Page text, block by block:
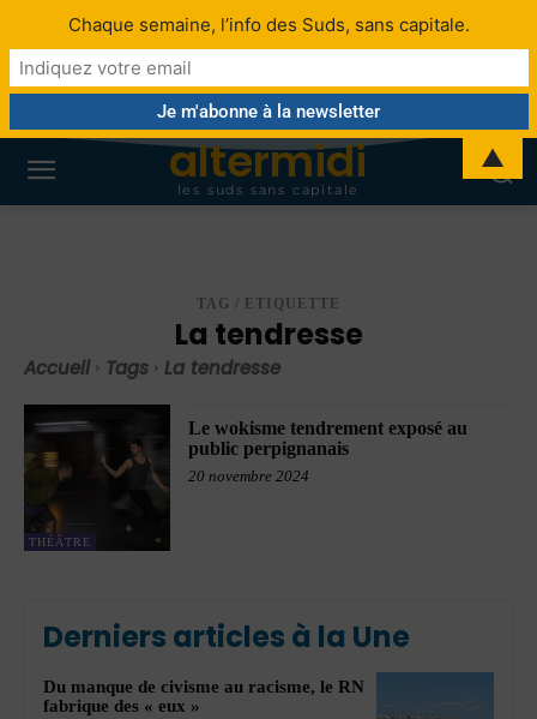
altermidi
les suds sans capitale
TAG / ETIQUETTE
La tendresse
Accueil Tags La tendresse
THÉÂTRE
Le wokisme tendrement exposé au
public perpignanais
20 novembre 2024
Derniers articles à la Une
Du manque de civisme au racisme, le RN
fabrique des « eux »
Chaque semaine, l’info des Suds, sans capitale.
▲